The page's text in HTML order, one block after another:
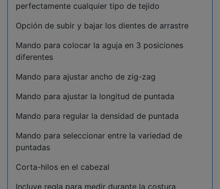
perfectamente cualquier tipo de tejido
Opción de subir y bajar los dientes de arrastre
Mando para colocar la aguja en 3 posiciones
diferentes
Mando para ajustar ancho de zig-zag
Mando para ajustar la longitud de puntada
Mando para regular la densidad de puntada
Mando para seleccionar entre la variedad de
puntadas
Corta-hilos en el cabezal
Incluye regla para medir durante la costura